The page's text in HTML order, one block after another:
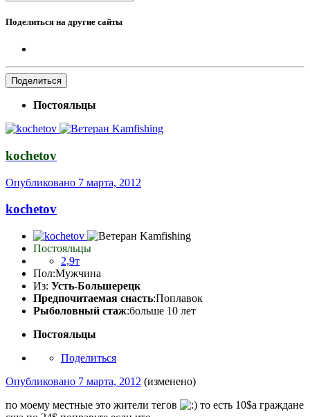
Поделиться на другие сайты
Поделиться
Постояльцы
kochetov
Опубликовано 7 марта, 2012
kochetov
Постояльцы
2,9т
Пол:Мужчина
Из: Усть-Большерецк
Предпочитаемая снасть:Поплавок
Рыболовный стаж:больше 10 лет
Постояльцы
Поделиться
Опубликовано 7 марта, 2012 (изменено)
по моему местные это жители тегов
то есть 10$а граждане